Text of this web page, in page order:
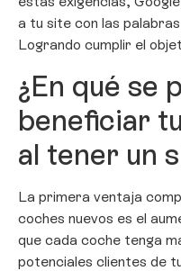
a tu site con las
Logrando cumplir el
¿En qué se
beneficiar
al tener un
La primera ventaja
coches nuevos es el
que cada coche tenga
potenciales clientes de